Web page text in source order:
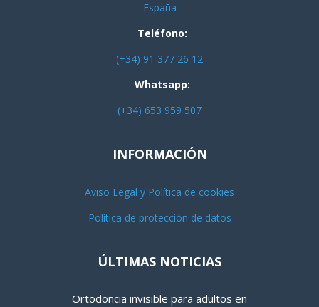
España
Teléfono:
(+34) 91 377 26 12
Whatsapp:
(+34) 653 959 507
INFORMACIÓN
Aviso Legal y Política de cookies
Política de protección de datos
ÚLTIMAS NOTICIAS
Ortodoncia invisible para adultos en